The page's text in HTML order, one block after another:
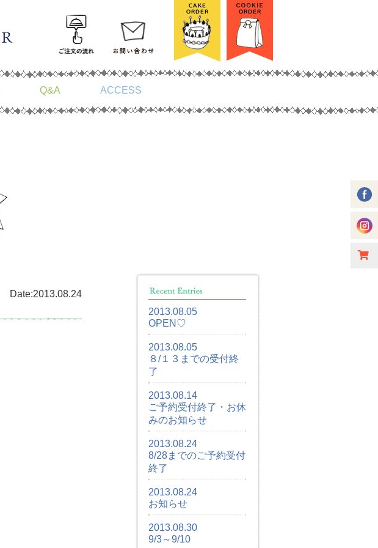
Q&A ACCESS
Date:2013.08.24
2013.08.05
OPEN♡
2013.08.05
８/１３までの受付終
了
2013.08.14
ご予約受付終了・お休
みのお知らせ
2013.08.24
8/28までのご予約受付
終了
2013.08.24
お知らせ
2013.08.30
9/3～9/10